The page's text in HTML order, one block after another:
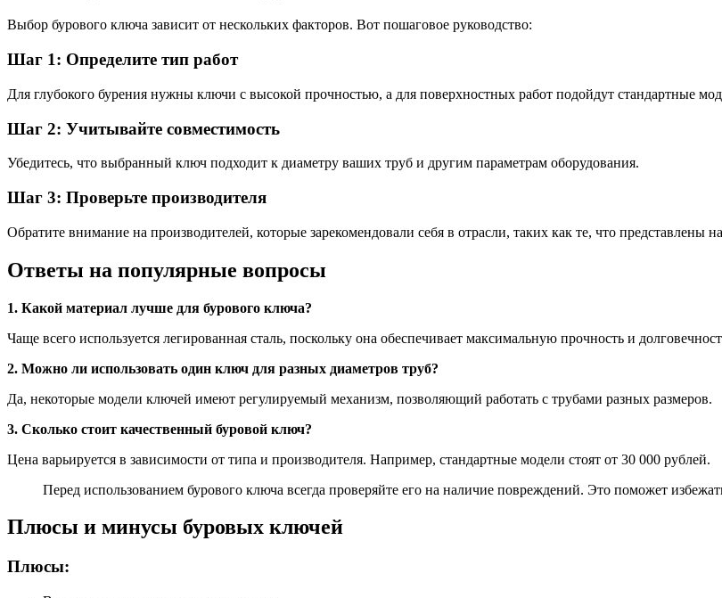
Выбор бурового ключа зависит от нескольких факторов. Вот пошаговое руководство:
Шаг 1: Определите тип работ
Для глубокого бурения нужны ключи с высокой прочностью, а для поверхностных работ подойдут стандартные
Шаг 2: Учитывайте совместимость
Убедитесь, что выбранный ключ подходит к диаметру ваших труб и другим параметрам оборудования.
Шаг 3: Проверьте производителя
Обратите внимание на производителей, которые зарекомендовали себя в отрасли, таких как те, что представлены
Ответы на популярные вопросы
1. Какой материал лучше для бурового ключа?
Чаще всего используется легированная сталь, поскольку она обеспечивает максимальную прочность и
2. Можно ли использовать один ключ для разных диаметров труб?
Да, некоторые модели ключей имеют регулируемый механизм, позволяющий работать с трубами разных размеров.
3. Сколько стоит качественный буровой ключ?
Цена варьируется в зависимости от типа и производителя. Например, стандартные модели стоят от 30 000 рублей.
Перед использованием бурового ключа всегда проверяйте его на наличие повреждений. Это поможет
Плюсы и минусы буровых ключей
Плюсы: